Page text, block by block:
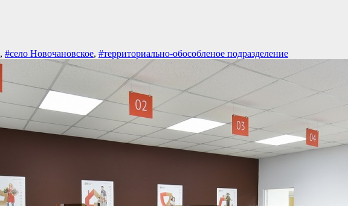
, #село Новочановское, #территориально-обособленое подразделение